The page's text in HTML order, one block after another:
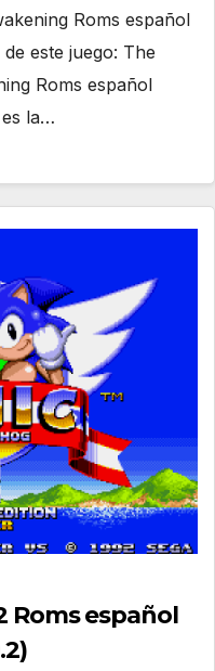
Roms español
este juego: The
Roms español
es la…
Roms español